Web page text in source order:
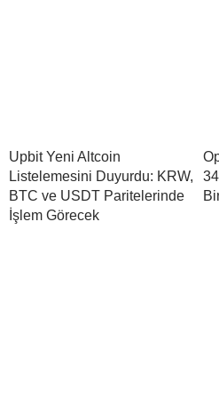
Upbit Yeni Altcoin
Listelemesini Duyurdu: KRW,
BTC ve USDT Paritelerinde
İşlem Görecek